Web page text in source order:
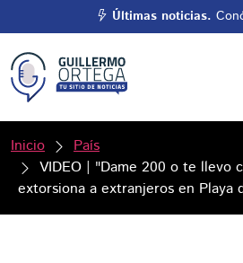
Últimas noticias.
Inicio
País
VIDEO | "Dame 200 o te llevo
extorsiona a extranjeros en Playa